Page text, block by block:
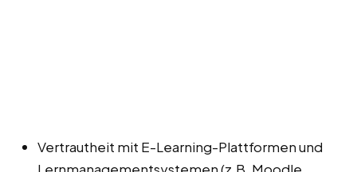
Vertrautheit mit E-Learning-Plattformen und